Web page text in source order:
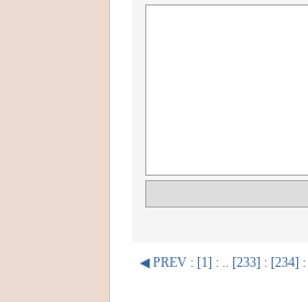
◀ PREV : [1] : .. [233] : [234] :